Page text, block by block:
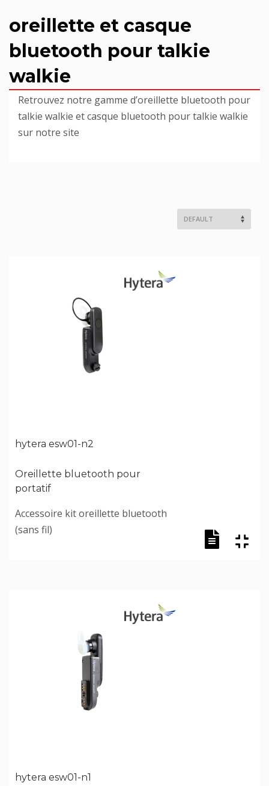
oreillette et casque
bluetooth pour talkie
walkie
Retrouvez notre gamme d’oreillette bluetooth pour
talkie walkie et casque bluetooth pour talkie walkie
sur notre site
hytera esw01-n2
Oreillette bluetooth pour
portatif
Accessoire kit oreillette bluetooth
(sans fil)
hytera esw01-n1